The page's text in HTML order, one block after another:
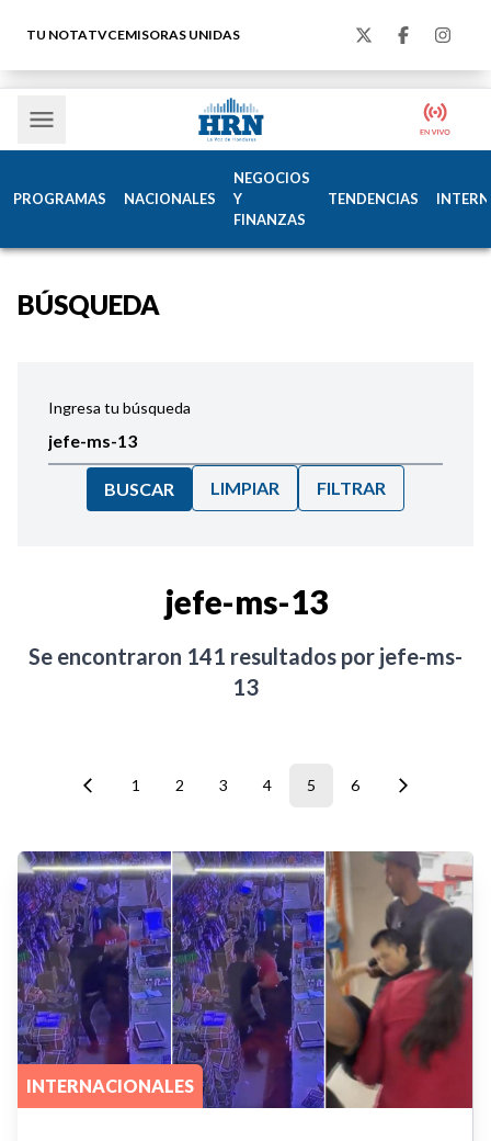
TU NOTATVCEMISORAS UNIDAS
PROGRAMAS NACIONALES
NEGOCIOS
Y
FINANZAS
TENDENCIAS
BÚSQUEDA
Ingresa tu búsqueda
BUSCAR LIMPIAR FILTRAR
jefe-ms-13
Se encontraron 141 resultados por jefe-ms-
13
1 2 3 4 5 6
INTERNACIONALES